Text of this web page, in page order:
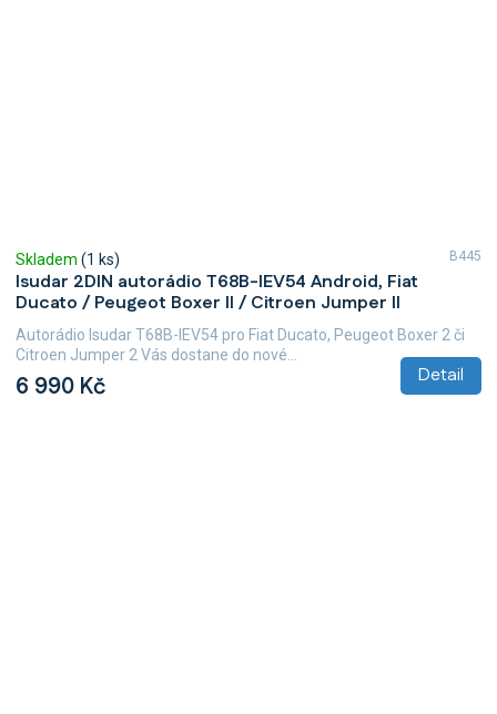
Isudar 2DIN autorádio T68B-IEV54 Android, Fiat
Ducato / Peugeot Boxer II / Citroen Jumper II
Skladem (1 ks)
6 990 Kč Detail
Autorádio Isudar T68B-IEV54 pro Fiat Ducato, Peugeot Boxer 2 či
Citroen Jumper 2 Vás dostane do nové...
B445